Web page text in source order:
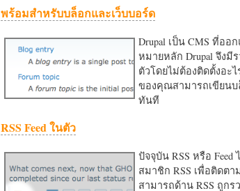
พร้อมสำหรับบล็อกและเว็บบอร์ด
Drupal เป็น CMS ที่อ
หมายหลัก Drupal จึงมี
ตัวโดยไม่ต้องติดตั้งอะ
ของคุณสามารถเขียน
ทันที
RSS Feed ในตัว
ปัจจุบัน RSS หรือ
สมาชิก RSS เพื่อติดต
สามารถด้าน RSS ถูกร